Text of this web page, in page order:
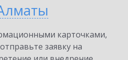
карточками,
заявку на